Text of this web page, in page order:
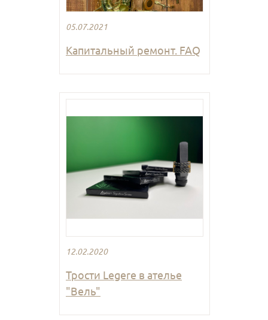
05.07.2021
Капитальный ремонт. FAQ
12.02.2020
Трости Legere в ателье
"Вель"